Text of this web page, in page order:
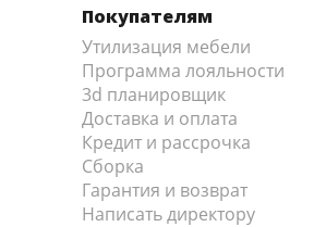
Покупателям
Утилизация мебели
Программа лояльности
3d планировщик
Доставка и оплата
Кредит и рассрочка
Сборка
Гарантия и возврат
Написать директору